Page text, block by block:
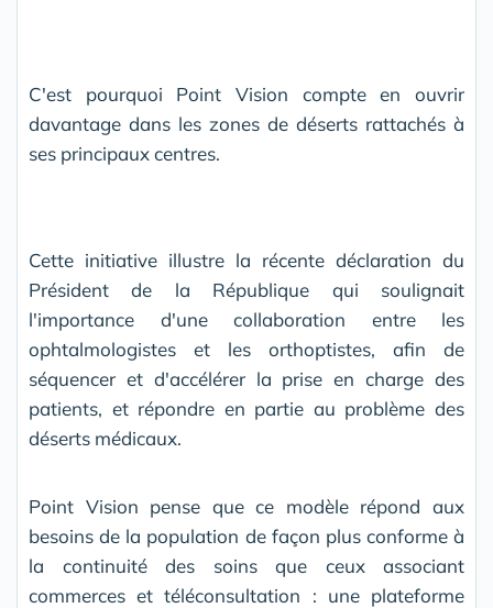
C'est pourquoi Point Vision compte en ouvrir
davantage dans les zones de déserts rattachés à
ses principaux centres.
Cette initiative illustre la récente déclaration du
Président de la République qui soulignait
l'importance d'une collaboration entre les
ophtalmologistes et les orthoptistes, afin de
séquencer et d'accélérer la prise en charge des
patients, et répondre en partie au problème des
déserts médicaux.
Point Vision pense que ce modèle répond aux
besoins de la population de façon plus conforme à
la continuité des soins que ceux associant
commerces et téléconsultation : une plateforme